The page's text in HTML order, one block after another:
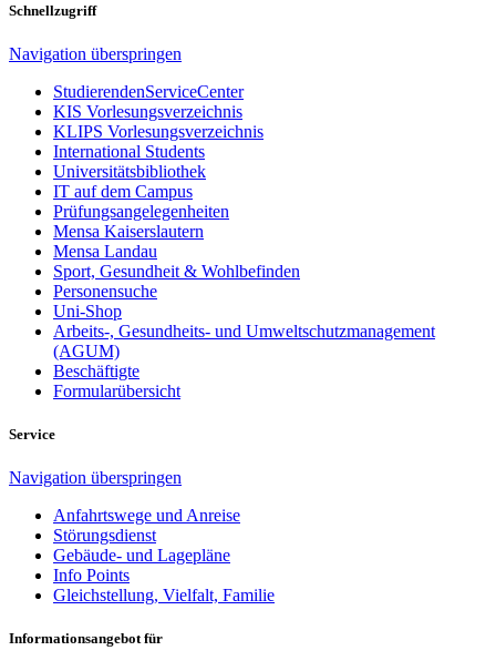
Schnellzugriff
Navigation überspringen
StudierendenServiceCenter
KIS Vorlesungsverzeichnis
KLIPS Vorlesungsverzeichnis
International Students
Universitätsbibliothek
IT auf dem Campus
Prüfungsangelegenheiten
Mensa Kaiserslautern
Mensa Landau
Sport, Gesundheit & Wohlbefinden
Personensuche
Uni-Shop
Arbeits-, Gesundheits- und Umweltschutzmanagement
(AGUM)
Beschäftigte
Formularübersicht
Service
Navigation überspringen
Anfahrtswege und Anreise
Störungsdienst
Gebäude- und Lagepläne
Info Points
Gleichstellung, Vielfalt, Familie
Informationsangebot für